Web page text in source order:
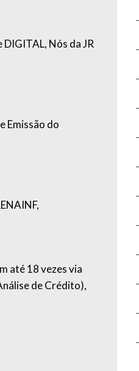
Nós da JR
Emissão do
até 18 vezes via
de Crédito),